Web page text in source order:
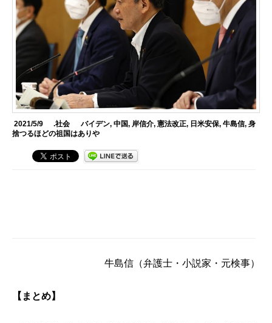
2021/5/9 .社会 バイデン, 中国, 岸信介, 憲法改正, 日米安保, 牛島信, 身
捨つるほどの祖国はありや
牛島信（弁護士・小説家・元検事）
【まとめ】